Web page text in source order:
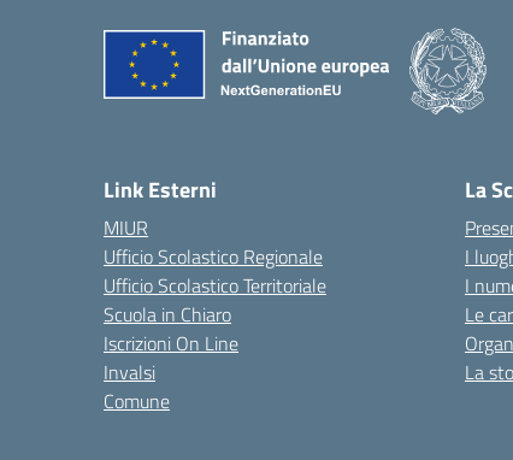
Link Esterni
MIUR
Ufficio Scolastico Regionale
Ufficio Scolastico Territoriale
Scuola in Chiaro
Iscrizioni On Line
Invalsi
Comune
La
I
I
Le
La